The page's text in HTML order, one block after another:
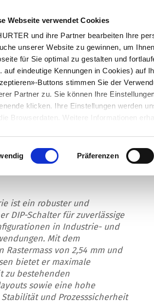
Webseite verwendet Cookies
und ihre Partner bearbeiten Ihre
unserer Website zu gewinnen, um
für Sie optimal zu gestalten und
auf eindeutige Kennungen in Cookies) auf
Buttons stimmen Sie der
Partner zu. Sie können Ihre
klicken. Ihre Einstellungen werden
die Browserdaten. Weitere Informationen
Präferenzen
Katalog
Schalter mit
ist ein robuster und
DIP-Schalter für zuverlässige
in Industrie- und
Mit dem
Rastermass von 2,54 mm und
bietet er maximale
zu bestehenden
sowie eine hohe
und Prozesssicherheit